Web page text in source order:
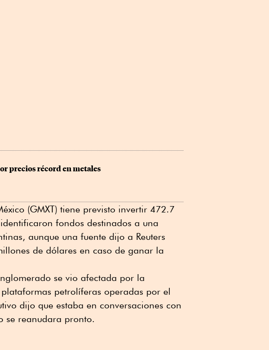
precios récord en metales
(GMXT) tiene previsto invertir 472.7
fondos destinados a una
aunque una fuente dijo a Reuters
de dólares en caso de ganar la
se vio afectada por la
petrolíferas operadas por el
dijo que estaba en conversaciones con
se reanudara pronto.